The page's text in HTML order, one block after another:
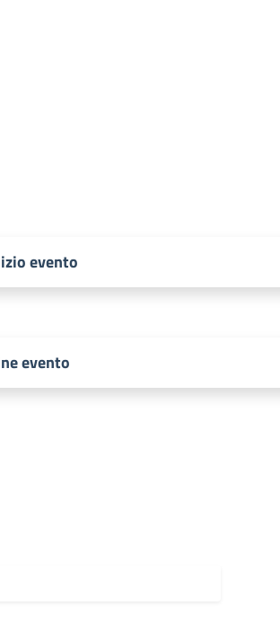
evento
evento